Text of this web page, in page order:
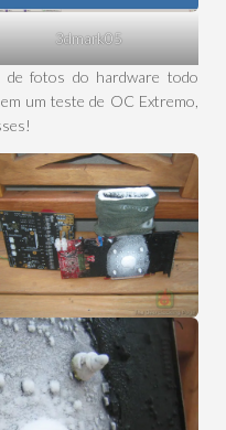
3dmark05
de fotos do hardware todo
um teste de OC Extremo,